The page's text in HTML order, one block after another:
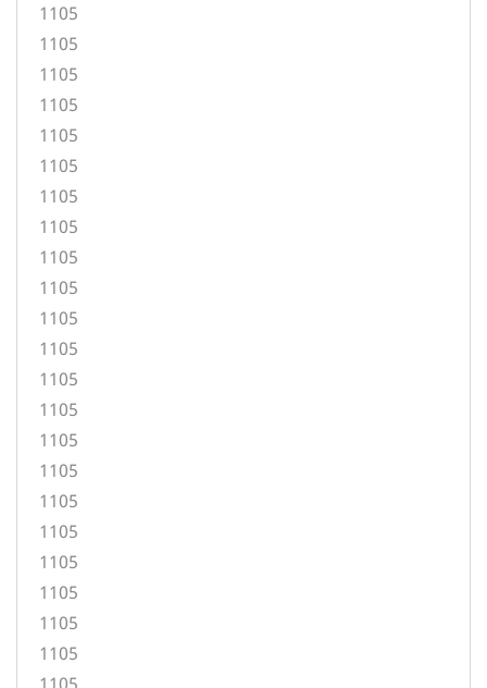
1105
1105
1105
1105
1105
1105
1105
1105
1105
1105
1105
1105
1105
1105
1105
1105
1105
1105
1105
1105
1105
1105